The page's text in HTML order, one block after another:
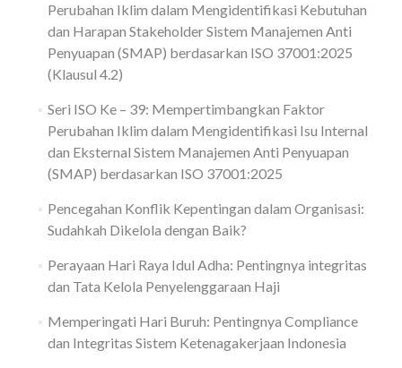
Perubahan Iklim dalam Mengidentifikasi Kebutuhan
dan Harapan Stakeholder Sistem Manajemen Anti
Penyuapan (SMAP) berdasarkan ISO 37001:2025
(Klausul 4.2)
Seri ISO Ke – 39: Mempertimbangkan Faktor
Perubahan Iklim dalam Mengidentifikasi Isu Internal
dan Eksternal Sistem Manajemen Anti Penyuapan
(SMAP) berdasarkan ISO 37001:2025
Pencegahan Konflik Kepentingan dalam Organisasi:
Sudahkah Dikelola dengan Baik?
Perayaan Hari Raya Idul Adha: Pentingnya integritas
dan Tata Kelola Penyelenggaraan Haji
Memperingati Hari Buruh: Pentingnya Compliance
dan Integritas Sistem Ketenagakerjaan Indonesia